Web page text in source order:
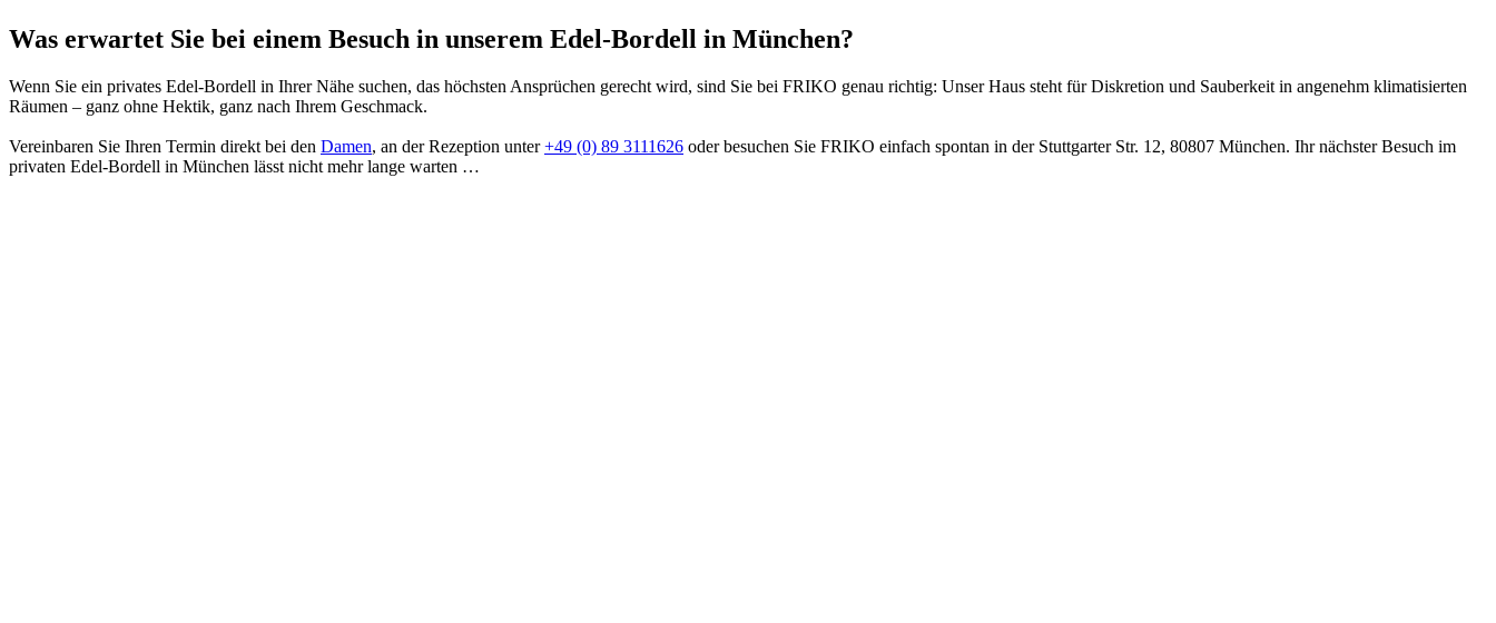
Was erwartet Sie bei einem Besuch in unserem Edel-Bordell in München?
Wenn Sie ein privates Edel-Bordell in Ihrer Nähe suchen, das höchsten Ansprüchen gerecht wird, sind Sie bei FRIKO genau richtig: Unser Haus steht für Diskretion und Sauberkeit in angenehm klimatisierten
Räumen – ganz ohne Hektik, ganz nach Ihrem Geschmack.
Vereinbaren Sie Ihren Termin direkt bei den Damen, an der Rezeption unter+49 (0) 89 3111626 oder besuchen Sie FRIKO einfach spontan in der Stuttgarter Str. 12, 80807 München. Ihr nächster Besuch im
privaten Edel-Bordell in München lässt nicht mehr lange warten …